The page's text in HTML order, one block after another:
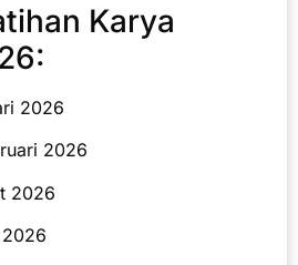
Karya
2026
2026
2026